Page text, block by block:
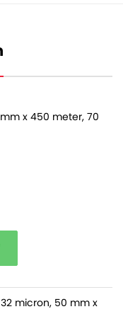
uit polyethyleen
De zakken zitten
x 450 meter, 70
32 micron, 50 mm x